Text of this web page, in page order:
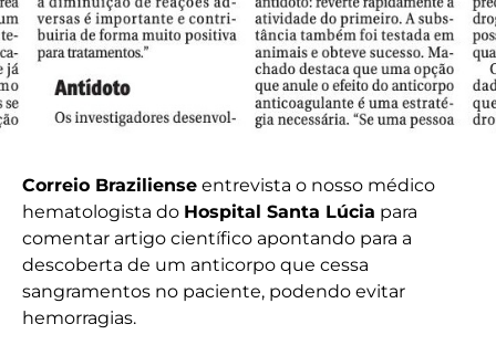
Correio Braziliense entrevista o nosso médico
hematologista do Hospital Santa Lúcia para
comentar artigo científico apontando para a
descoberta de um anticorpo que cessa
sangramentos no paciente, podendo evitar
hemorragias.